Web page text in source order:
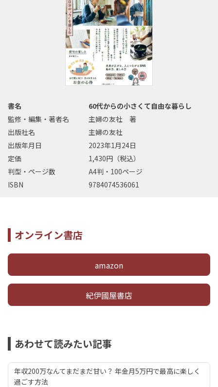
書名
60代からの小さくて自由な暮らし
監修・編集・著者名
主婦の友社 著
出版社名
主婦の友社
出版年月日
2023年1月24日
定価
1,430円（税込）
判型・ページ数
A4判・100ページ
ISBN
9784074536061
オンライン書店
amazon
紀伊國屋書店
あわせて読みたい記事
年収200万なんてまだまだ甘い？ 年金月5万円で最高に楽しく
過ごす方法